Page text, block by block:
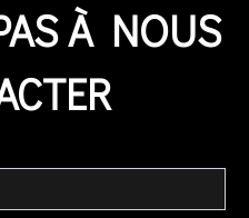
À NOUS